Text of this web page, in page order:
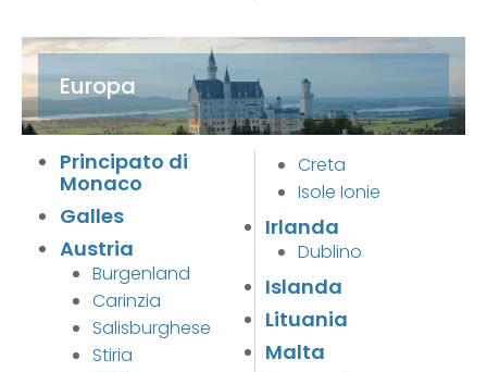
Europa
Principato di
Monaco
Galles
Austria
Burgenland
Carinzia
Salisburghese
Stiria
Creta
Isole Ionie
Irlanda
Dublino
Islanda
Lituania
Malta